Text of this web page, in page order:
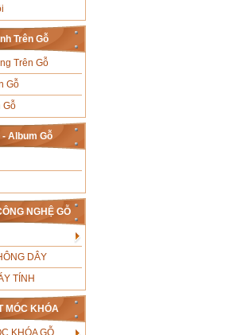
Trên Gỗ
Trên Gỗ
Gỗ
Gỗ
- Album Gỗ
NGHỆ GỖ
DÂY
TÍNH
MÓC KHÓA
KHÓA GỖ